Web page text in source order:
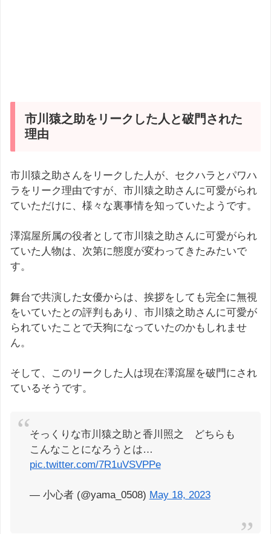
市川猿之助をリークした人と破門された
理由
市川猿之助さんをリークした人が、セクハラとパワハ
ラをリーク理由ですが、市川猿之助さんに可愛がられ
ていただけに、様々な裏事情を知っていたようです。
澤瀉屋所属の役者として市川猿之助さんに可愛がられ
ていた人物は、次第に態度が変わってきたみたいで
す。
舞台で共演した女優からは、挨拶をしても完全に無視
をいていたとの評判もあり、市川猿之助さんに可愛が
られていたことで天狗になっていたのかもしれませ
ん。
そして、このリークした人は現在澤瀉屋を破門にされ
ているそうです。
そっくりな市川猿之助と香川照之 どちらも
こんなことになろうとは…
pic.twitter.com/7R1uVSVPPe
— 小心者 (@yama_0508) May 18, 2023